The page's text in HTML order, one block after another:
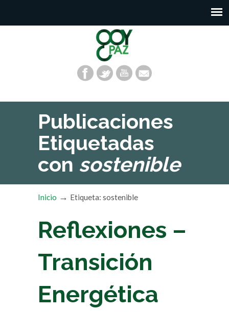
Publicaciones
Etiquetadas
con sostenible
Inicio → Etiqueta: sostenible
Reflexiones –
Transición
Energética